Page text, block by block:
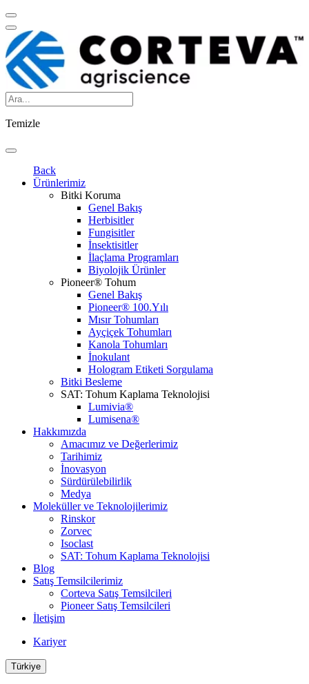
Temizle
Back
Ürünlerimiz
Bitki Koruma
Genel Bakış
Herbisitler
Fungisitler
İnsektisitler
İlaçlama Programları
Biyolojik Ürünler
Pioneer® Tohum
Genel Bakış
Pioneer® 100.Yılı
Mısır Tohumları
Ayçiçek Tohumları
Kanola Tohumları
İnokulant
Hologram Etiketi Sorgulama
Bitki Besleme
SAT: Tohum Kaplama Teknolojisi
Lumivia®
Lumisena®
Hakkımızda
Amacımız ve Değerlerimiz
Tarihimiz
İnovasyon
Sürdürülebilirlik
Medya
Moleküller ve Teknolojilerimiz
Rinskor
Zorvec
Isoclast
SAT: Tohum Kaplama Teknolojisi
Blog
Satış Temsilcilerimiz
Corteva Satış Temsilcileri
Pioneer Satış Temsilcileri
İletişim
Kariyer
Türkiye